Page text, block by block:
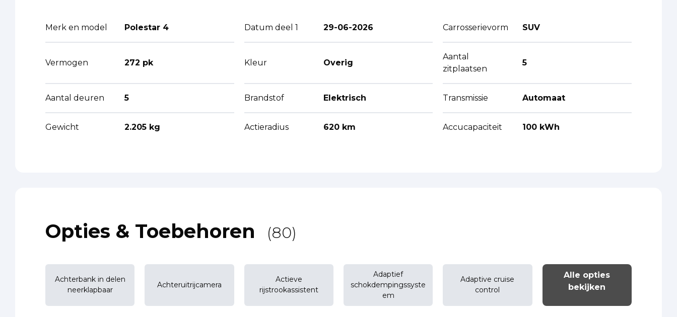
Merk en model Polestar 4 Datum deel 1 29-06-2026 Carrosserievorm SUV
Vermogen 272 pk Kleur Overig
Aantal
zitplaatsen
5
Aantal deuren 5 Brandstof Elektrisch Transmissie Automaat
Gewicht 2.205 kg Actieradius 620 km Accucapaciteit 100 kWh
Opties & Toebehoren (80)
Achterbank in delen
neerklapbaar
Achteruitrijcamera
Actieve
rijstrookassistent
Adaptief
schokdempingssyste
em
Adaptive cruise
control
Alle opties
bekijken